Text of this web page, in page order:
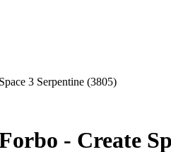
3 Serpentine (3805)
- Create